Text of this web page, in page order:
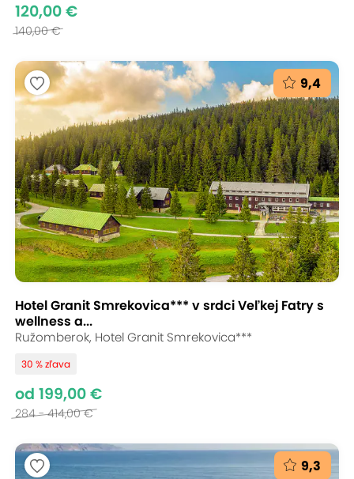
120,00 €
140,00 €
9,4
Hotel Granit Smrekovica*** v srdci Veľkej Fatry s
wellness a...
Ružomberok, Hotel Granit Smrekovica***
30 % zľava
od 199,00 €
284 - 414,00 €
9,3